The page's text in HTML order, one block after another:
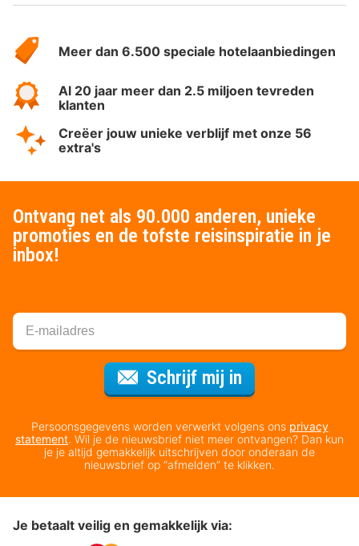
HotelSpecials
Meer dan 6.500 speciale hotelaanbiedingen
Al 20 jaar meer dan 2.5 miljoen tevreden
klanten
Creëer jouw unieke verblijf met onze 56
extra's
Ontvang net als 90.000 anderen, unieke
promoties en de tofste reisinspiratie in je
inbox!
Schrijf mij in
Persoonsgegevens worden verwerkt volgens ons privacy
statement. Wil je de nieuwsbrief niet meer ontvangen? Dan kun
je je altijd gemakkelijk uitschrijven door onderaan de
nieuwsbrief op “afmelden” te klikken.
Je betaalt veilig en gemakkelijk via: